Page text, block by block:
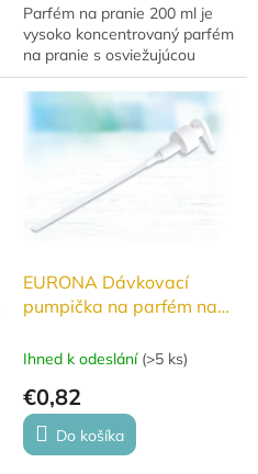
Parfém na pranie 200 ml je
vysoko koncentrovaný parfém
na pranie s osviežujúcou
citrusovou vôňou, ktorý dodá
bielizni dlhotrvajúcu sviežosť
aj po sušení v...
EURONA Dávkovací
pumpička na parfém na
Ihned k odeslání (>5 ks)
€0,82
Do košíka